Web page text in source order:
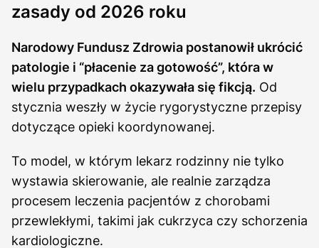
zasady od 2026 roku
Narodowy Fundusz Zdrowia postanowił ukrócić
patologie i “płacenie za gotowość”, która w
wielu przypadkach okazywała się fikcją. Od
stycznia weszły w życie rygorystyczne przepisy
dotyczące opieki koordynowanej.
To model, w którym lekarz rodzinny nie tylko
wystawia skierowanie, ale realnie zarządza
procesem leczenia pacjentów z chorobami
przewlekłymi, takimi jak cukrzyca czy schorzenia
kardiologiczne.